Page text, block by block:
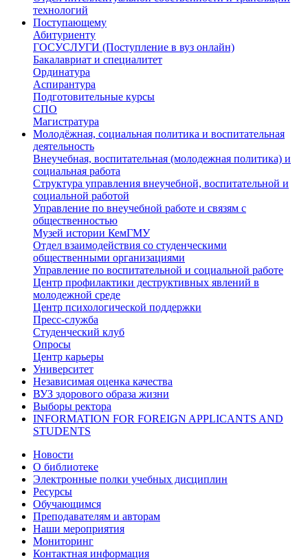
технологий
Поступающему
Абитуриенту
ГОСУСЛУГИ (Поступление в вуз онлайн)
Бакалавриат и специалитет
Ординатура
Аспирантура
Подготовительные курсы
СПО
Магистратура
Молодёжная, социальная политика и воспитательная
деятельность
Внеучебная, воспитательная (молодежная политика) и
социальная работа
Структура управления внеучебной, воспитательной и
социальной работой
Управление по внеучебной работе и связям с
общественностью
Музей истории КемГМУ
Отдел взаимодействия со студенческими
общественными организациями
Управление по воспитательной и социальной работе
Центр профилактики деструктивных явлений в
молодежной среде
Центр психологической поддержки
Пресс-служба
Студенческий клуб
Опросы
Центр карьеры
Университет
Независимая оценка качества
ВУЗ здорового образа жизни
Выборы ректора
INFORMATION FOR FOREIGN APPLICANTS AND
STUDENTS
Новости
О библиотеке
Электронные полки учебных дисциплин
Ресурсы
Обучающимся
Преподавателям и авторам
Наши мероприятия
Мониторинг
Контактная информация